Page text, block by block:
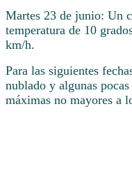
Martes 23 de junio: Un
temperatura de 10
km/h.
Para las siguientes
nublado y algunas
máximas no mayores a